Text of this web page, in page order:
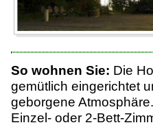
So wohnen Sie: Die
gemütlich eingerichtet
geborgene
Einzel- oder 2-Bett-